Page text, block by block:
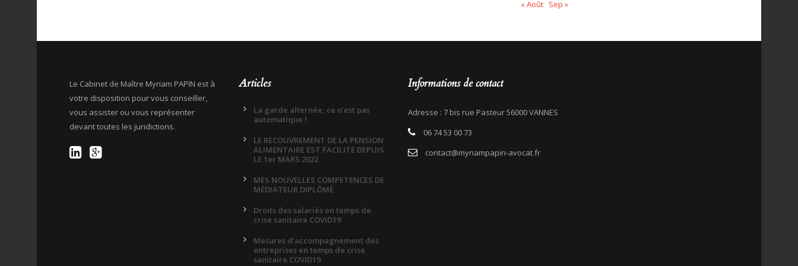
« Août Sep »
Le Cabinet de Maître Myriam PAPIN est à
votre disposition pour vous conseiller,
vous assister ou vous représenter
devant toutes les juridictions.
Articles
La garde alternée, ce n’est pas
automatique !
LE RECOUVREMENT DE LA PENSION
ALIMENTAIRE EST FACILITE DEPUIS
LE 1er MARS 2022
MES NOUVELLES COMPETENCES DE
MÉDIATEUR DIPLÔMÉ
Droits des salariés en temps de
crise sanitaire COVID19
Mesures d’accompagnement des
entreprises en temps de crise
sanitaire COVID19
Informations de contact
Adresse : 7 bis rue Pasteur 56000 VANNES
06 74 53 00 73
contact@myriampapin-avocat.fr